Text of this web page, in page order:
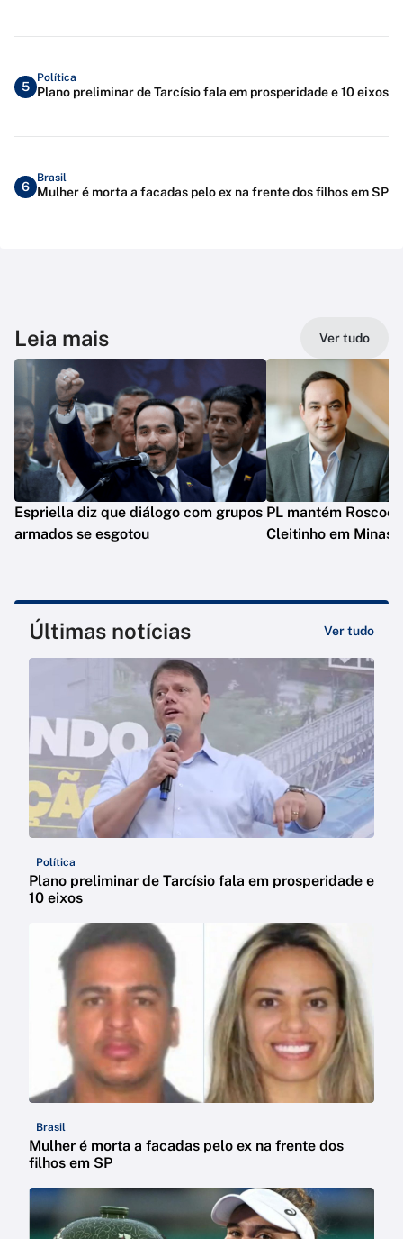
5
Política
Plano preliminar de Tarcísio fala em prosperidade e 10 eixos
6
Brasil
Mulher é morta a facadas pelo ex na frente dos filhos em SP
Leia mais Ver tudo
Espriella diz que diálogo com grupos
armados se esgotou
PL mantém Roscoe
Cleitinho em Minas
Últimas notícias Ver tudo
Política
Plano preliminar de Tarcísio fala em prosperidade e
10 eixos
Brasil
Mulher é morta a facadas pelo ex na frente dos
filhos em SP